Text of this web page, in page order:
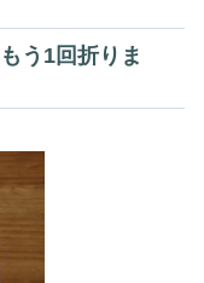
う1回折りま